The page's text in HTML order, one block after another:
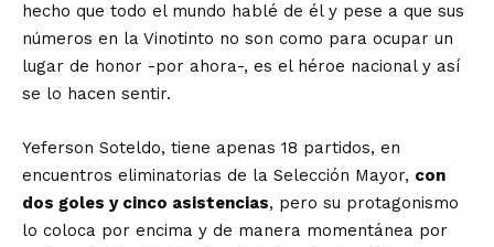
hecho que todo el mundo hablé de él y pese a que sus
números en la Vinotinto no son como para ocupar un
lugar de honor -por ahora-, es el héroe nacional y así
se lo hacen sentir.
Yeferson Soteldo, tiene apenas 18 partidos, en
encuentros eliminatorias de la Selección Mayor, con
dos goles y cinco asistencias, pero su protagonismo
lo coloca por encima y de manera momentánea por